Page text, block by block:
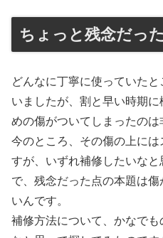
ちょっと残念だっ
どんなに丁寧に使っていた
いましたが、割と早い時期
めの傷がついてしまったのは
今のところ、その傷の上に
すが、いずれ補修したいなと
で、残念だった点の本題は
いんです。
補修方法について、かなで